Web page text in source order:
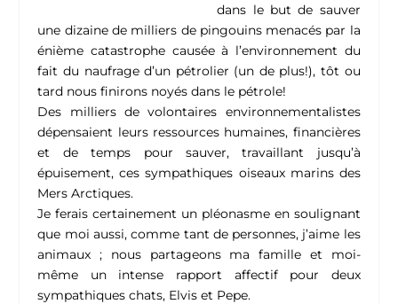
dans le but de sauver
une dizaine de milliers de pingouins menacés par la
énième catastrophe causée à l’environnement du
fait du naufrage d’un pétrolier (un de plus!), tôt ou
tard nous finirons noyés dans le pétrole!
Des milliers de volontaires environnementalistes
dépensaient leurs ressources humaines, financières
et de temps pour sauver, travaillant jusqu’à
épuisement, ces sympathiques oiseaux marins des
Mers Arctiques.
Je ferais certainement un pléonasme en soulignant
que moi aussi, comme tant de personnes, j’aime les
animaux ; nous partageons ma famille et moi-
même un intense rapport affectif pour deux
sympathiques chats, Elvis et Pepe.